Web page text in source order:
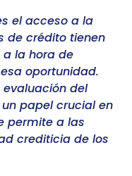
el acceso a la
de crédito tienen
la hora de
oportunidad.
evaluación del
papel crucial en
permite a las
crediticia de los